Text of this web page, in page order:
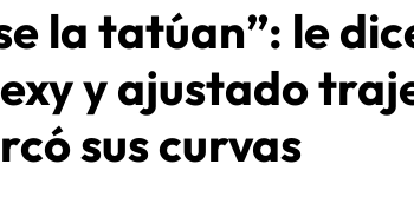
la tatúan”: le
y ajustado
sus curvas